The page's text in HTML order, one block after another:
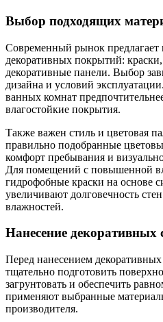
Выбор подходящих
Современный рынок
декоративных покрытий:
декоративные панели. Выбор
дизайна и условий
ванных комнат
влагостойкие покрытия.
Также важен стиль и цветовая
правильно подобранные
комфорт пребывания и
Для помещений с повышенной
гидрофобные краски на основе
увеличивают долговечность
влажностей.
Нанесение декоративных
Перед нанесением
тщательно подготовить
загрунтовать и обеспечить
применяют выбранные
производителя.